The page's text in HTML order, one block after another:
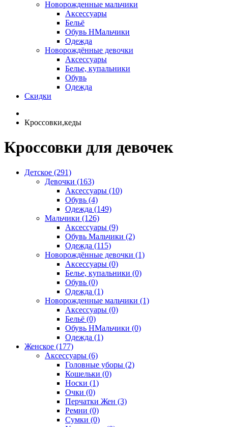
Новорожденные мальчики
Аксессуары
Бельё
Обувь НМальчики
Одежда
Новорождённые девочки
Аксессуары
Белье, купальники
Обувь
Одежда
Скидки
Кроссовки,кеды
Кроссовки для девочек
Детское (291)
Девочки (163)
Аксессуары (10)
Обувь (4)
Одежда (149)
Мальчики (126)
Аксессуары (9)
Обувь Мальчики (2)
Одежда (115)
Новорождённые девочки (1)
Аксессуары (0)
Белье, купальники (0)
Обувь (0)
Одежда (1)
Новорожденные мальчики (1)
Аксессуары (0)
Бельё (0)
Обувь НМальчики (0)
Одежда (1)
Женское (177)
Аксессуары (6)
Головные уборы (2)
Кошельки (0)
Носки (1)
Очки (0)
Перчатки Жен (3)
Ремни (0)
Сумки (0)